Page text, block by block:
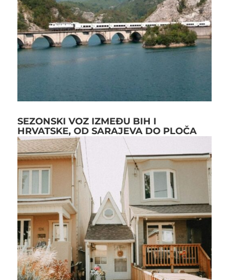
SEZONSKI VOZ IZMEĐU BIH I
HRVATSKE, OD SARAJEVA DO PLOČA